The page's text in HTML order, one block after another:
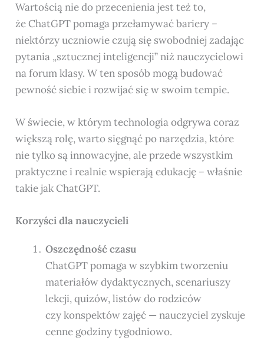
Wartością nie do przecenienia jest też to,
że ChatGPT pomaga przełamywać bariery –
niektórzy uczniowie czują się swobodniej zadając
pytania „sztucznej inteligencji” niż nauczycielowi
na forum klasy. W ten sposób mogą budować
pewność siebie i rozwijać się w swoim tempie.
W świecie, w którym technologia odgrywa coraz
większą rolę, warto sięgnąć po narzędzia, które
nie tylko są innowacyjne, ale przede wszystkim
praktyczne i realnie wspierają edukację – właśnie
takie jak ChatGPT.
Korzyści dla nauczycieli
Oszczędność czasu
ChatGPT pomaga w szybkim tworzeniu
materiałów dydaktycznych, scenariuszy
lekcji, quizów, listów do rodziców
czy konspektów zajęć — nauczyciel zyskuje
cenne godziny tygodniowo.